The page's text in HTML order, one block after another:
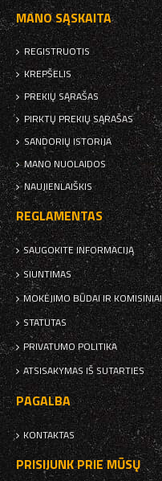
MANO SĄSKAITA
REGISTRUOTIS
KREPŠELIS
PREKIŲ SĄRAŠAS
PIRKTŲ PREKIŲ SĄRAŠAS
SANDORIŲ ISTORIJA
MANO NUOLAIDOS
NAUJIENLAIŠKIS
REGLAMENTAS
SAUGOKITE INFORMACIJĄ
SIUNTIMAS
MOKĖJIMO BŪDAI IR KOMISINIAI
STATUTAS
PRIVATUMO POLITIKA
ATSISAKYMAS IŠ SUTARTIES
PAGALBA
KONTAKTAS
PRISIJUNK PRIE MŪSŲ